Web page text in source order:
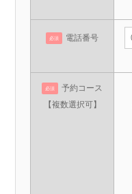
必須 電話番号
必須
予約コース
【複数選択可】